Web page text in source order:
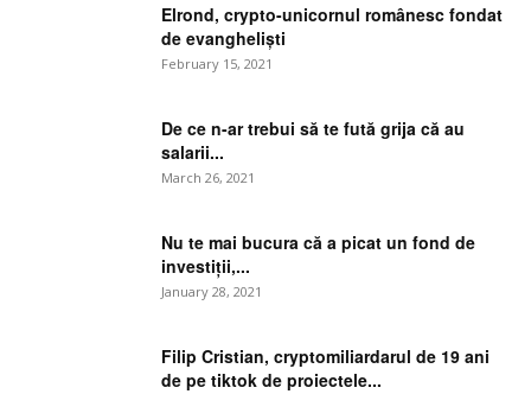
Elrond, crypto-unicornul românesc fondat
de evangheliști
February 15, 2021
De ce n-ar trebui să te fută grija că au
salarii...
March 26, 2021
Nu te mai bucura că a picat un fond de
investiții,...
January 28, 2021
Filip Cristian, cryptomiliardarul de 19 ani
de pe tiktok de proiectele...